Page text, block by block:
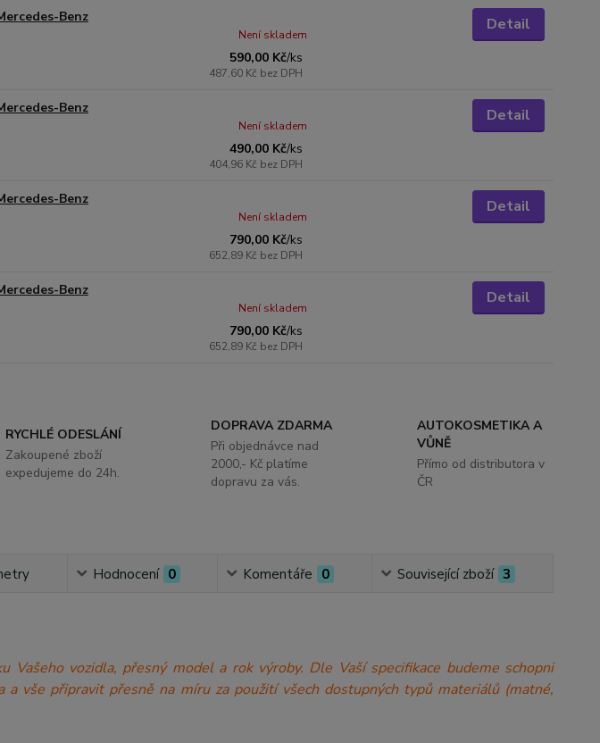
Benz
590,00 Kč/ks
487,60 Kč bez DPH
Není skladem
Detail
Benz
490,00 Kč/ks
404,96 Kč bez DPH
Není skladem
Detail
Benz
790,00 Kč/ks
652,89 Kč bez DPH
Není skladem
Detail
Benz
790,00 Kč/ks
652,89 Kč bez DPH
Není skladem
Detail
RYCHLÉ ODESLÁNÍ
Zakoupené zboží
expedujeme do 24h.
DOPRAVA ZDARMA
Při objednávce nad
2000,- Kč platíme
dopravu za vás.
AUTOKOSMETIKA A
VŮNĚ
Přímo od distributora v
ČR
Hodnocení 0 Komentáře 0 Související zboží 3
Vašeho vozidla, přesný model a rok výroby. Dle Vaší specifikace budeme schopni
a vše připravit přesně na míru za použití všech dostupných typů materiálů (matné,